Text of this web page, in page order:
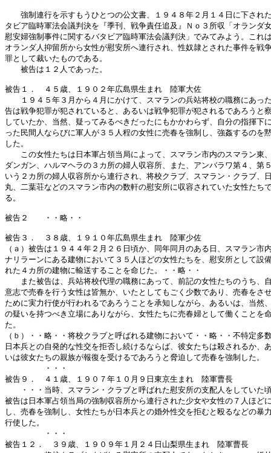
強制連行を示すもうひとつの公文書、１９４８年２月１４日に下され
タビア臨時軍法会議判決を『季刊、戦争責任追及』Ｎｏ３所収「オランダ
慰安婦強制事件に関するバタビア臨時軍法会議判決」でみてみよう。これ
オランダ人抑留所から女性が慰安所へ連行され、性奴隷とされた事件を戦
罪として裁いたものである。
被告は１２人であった。
被告１．　４５歳、１９０２年広島県生まれ　陸軍大佐
１９４５年３月から４月にかけて、スマランの兵站将校の職務にあっ
告は戦争犯罪が犯されていると、あるいは戦争犯罪が犯されるであろうと
していたか、当然、疑ってみるべきだったにもかかわらず、自分の指揮下
った民間人ならびに軍人が３５人程の女性に売春を強制し、強姦するのを
した。
この女性たちは日本軍占領当局によって、スマラン市内のスマラン東
ダンガン、ハルマヘラの３カ所の婦人収容所、また、アンバラワ第４、第
いう２カ所の婦人収容所から連行され、将校クラブ、スマラン・クラブ、
丸、二葉荘などのスマラン市内の数軒の慰安所に収容されていた女性たち
る。
被告２　　・・略・・
被告３．　３８歳、１９１０年広島県生まれ　陸軍少佐
（ａ）被告は１９４４年２月２６日頃か、同年同月のある日、スマラン市
ナリラーンにある建物において３５人ほどの女性たちを、慰安所として設
れた４カ所の建物に輸送することを命じた。・・略・・
また被告は、兵站将校代理の職務にあって、前記の女性たちのうち、
意志で売春を行う女性は皆無か、いたとしてもごく少数であり、売春をさ
ために実力行使が行われるであろうことを承知しながら、あるいは、当然
の疑いを持つべき立場にありながら、女性たちに売春婦として働くことを
た。
（ｂ）・・略・・将校クラブと呼ばれる建物において・・略・・不特定多
日本兵との自発的な性交を拒否し続けるならば、彼女たちは殺されるか、
いは彼女たちの親族が報復を受けるであろうと脅迫して売春を強制した。
・・・
被告９．　４１歳、１９０７年１０月９日東京生まれ　陸軍曹長
・・・当時、スマラン・クラブと呼ばれた慰安所の支配人をしていた
被告は日本軍占領当局の強制収容所から連行された少女や女性の７人ほど
し、売春を強制し、女性たちが日本兵との婚外性交を拒むと殴るなどの暴
行使した。
・・・
被告１２．　３９歳、１９０９年１月２４日山梨県生まれ　陸軍曹長